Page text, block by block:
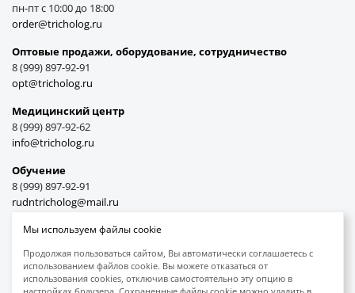
пн-пт с 10:00 до 18:00
order@tricholog.ru
Оптовые продажи, оборудование, cотрудничество
8 (999) 897-92-91
opt@tricholog.ru
Медицинский центр
8 (999) 897-92-62
info@tricholog.ru
Обучение
8 (999) 897-92-91
rudntricholog@mail.ru
Принимаем к оплате
Мы используем файлы cookie
Продолжая пользоваться сайтом, Вы автоматически соглашаетесь с
использованием файлов cookie. Вы можете отказаться от
использования cookies, отключив самостоятельно эту опцию в